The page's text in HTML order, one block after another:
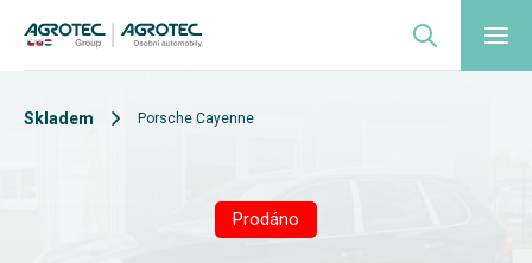
Skladem Porsche Cayenne
Prodáno